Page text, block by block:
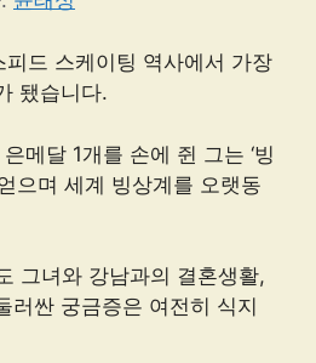
드 스케이팅 역사에서 가장
됐습니다.
메달 1개를 손에 쥔 그는 ‘빙
으며 세계 빙상계를 오랫동
그녀와 강남과의 결혼생활,
러싼 궁금증은 여전히 식지